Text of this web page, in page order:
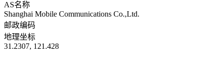
AS名称
Shanghai Mobile Communications Co.,Ltd.
邮政编码
地理坐标
31.2307, 121.428